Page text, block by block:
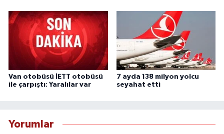
Van otobüsü İETT otobüsü
ile çarpıştı: Yaralılar var
7 ayda 138 milyon yolcu
seyahat etti
Yorumlar